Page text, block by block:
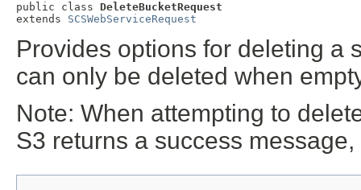
public class DeleteBucketRequest
extends SCSWebServiceRequest
Provides options for deleting a
can only be deleted when
Note: When attempting to
S3 returns a success